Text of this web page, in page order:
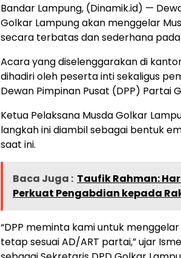
Bandar Lampung, (Dinamik.id) —
Golkar Lampung akan menggelar
secara terbatas dan sederhana pada
Acara yang diselenggarakan di
dihadiri oleh peserta inti sekaligus
Dewan Pimpinan Pusat (DPP) Partai
Ketua Pelaksana Musda Golkar
langkah ini diambil sebagai bentuk
saat ini.
Baca Juga : Taufik Rahman:
Perkuat Pengabdian kepada
“DPP meminta kami untuk
tetap sesuai AD/ART partai,” ujar